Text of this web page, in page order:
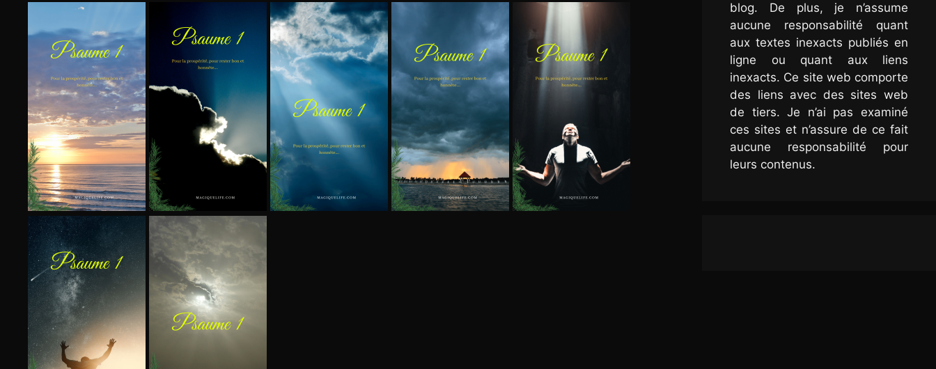
blog. De plus, je n’assume
aucune responsabilité quant
aux textes inexacts publiés en
ligne ou quant aux liens
inexacts. Ce site web comporte
des liens avec des sites web
de tiers. Je n’ai pas examiné
ces sites et n’assure de ce fait
aucune responsabilité pour
leurs contenus.